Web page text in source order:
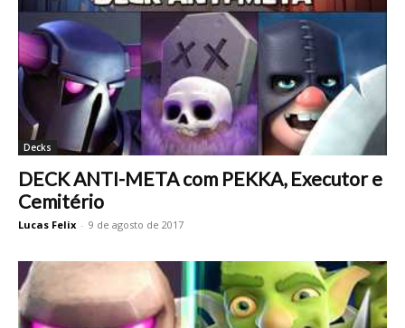
Decks
DECK ANTI-META com PEKKA, Executor e
Cemitério
Lucas Felix - 9 de agosto de 2017